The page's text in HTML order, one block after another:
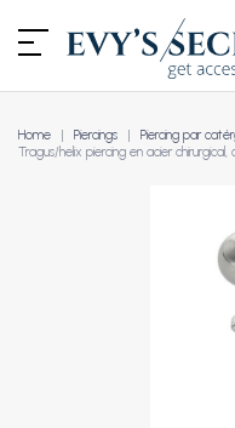
Home Piercings Piercing par
Tragus/helix piercing en acier